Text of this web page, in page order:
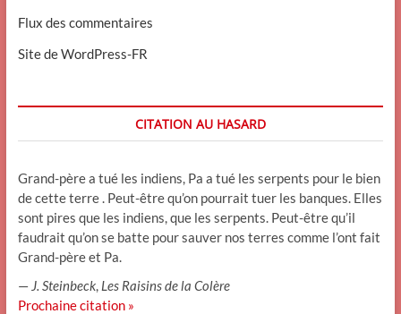
Flux des commentaires
Site de WordPress-FR
CITATION AU HASARD
Grand-père a tué les indiens, Pa a tué les serpents pour le bien
de cette terre . Peut-être qu’on pourrait tuer les banques. Elles
sont pires que les indiens, que les serpents. Peut-être qu’il
faudrait qu’on se batte pour sauver nos terres comme l’ont fait
Grand-père et Pa.
— J. Steinbeck, Les Raisins de la Colère
Prochaine citation »